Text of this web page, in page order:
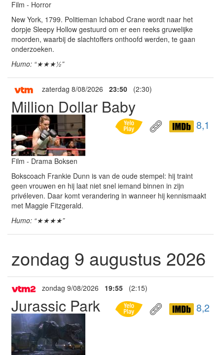
Film - Horror
New York, 1799. Politieman Ichabod Crane wordt naar het
dorpje Sleepy Hollow gestuurd om er een reeks gruwelijke
moorden, waarbij de slachtoffers onthoofd werden, te gaan
onderzoeken.
Humo: “★★★½”
zaterdag 8/08/2026 23:50 (2:30)
Million Dollar Baby
8,1
Film - Drama Boksen
Bokscoach Frankie Dunn is van de oude stempel: hij traint
geen vrouwen en hij laat niet snel iemand binnen in zijn
privéleven. Daar komt verandering in wanneer hij kennismaakt
met Maggie Fitzgerald.
Humo: “★★★★”
zondag 9 augustus 2026
zondag 9/08/2026 19:55 (2:15)
Jurassic Park 8,2